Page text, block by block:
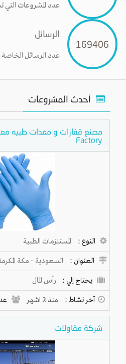
عدد المشروعات التي
169406
الرسائل
عدد الرسائل الخاصة
أحدث المشروعات
Factory
النوع :
المستلزمات الطبية
العنوان :
السعودية - مكة
يحتاج إلي :
رأس المال
آخر نشاط :
منذ 2 اشهر عدد
شركة مقاولات